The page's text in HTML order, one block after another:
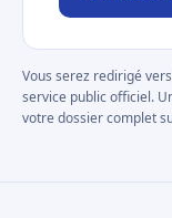
Vous serez redirigé vers
service public officiel.
votre dossier complet